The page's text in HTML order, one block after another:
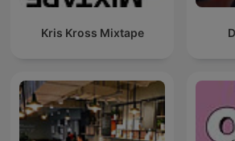
Kris Kross Mixtape